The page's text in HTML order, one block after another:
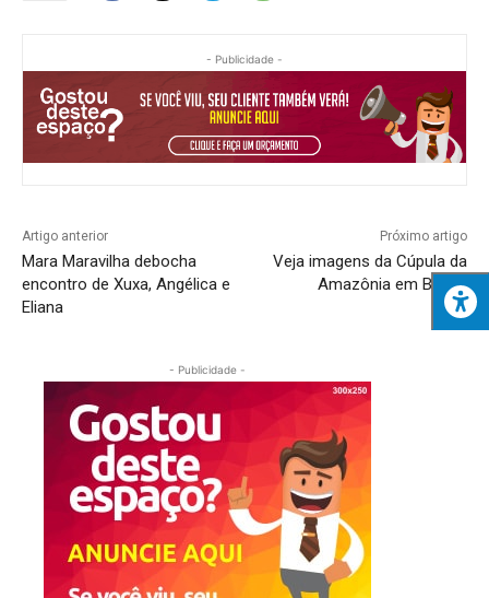
- Publicidade -
Artigo anterior
Mara Maravilha debocha
encontro de Xuxa, Angélica e
Eliana
Próximo artigo
Veja imagens da Cúpula da
Amazônia em Belém
- Publicidade -